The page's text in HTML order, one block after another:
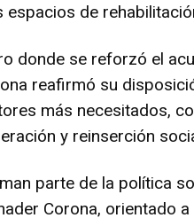
de
donde se reforzó el
reafirmó su
más necesitados,
y reinserción
parte de la política
Corona, orientado